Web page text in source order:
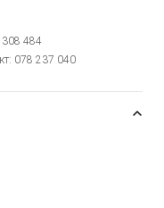
308 484
078 237 040